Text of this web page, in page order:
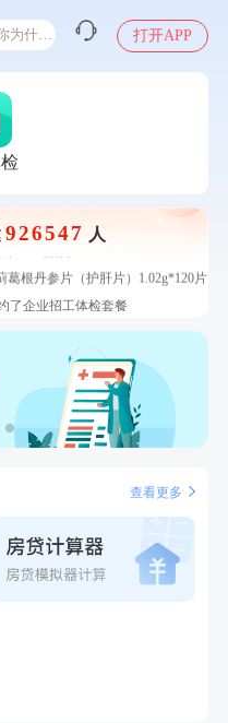
约
查
打开APP
926547 人
重秤 MO-CW5 白色
椎按摩仪（浅灰色）
了女性防癌筛查套餐
啡速溶低脂无添加蔗糖美式咖啡粉
雅斯奶锅DF-CP103M
约了标准套餐（男）
1.5L电热水壶HJ1522
葛根丹参片（护肝片）1.02g*120片
了企业招工体检套餐
约了男性健康套餐
查看更多